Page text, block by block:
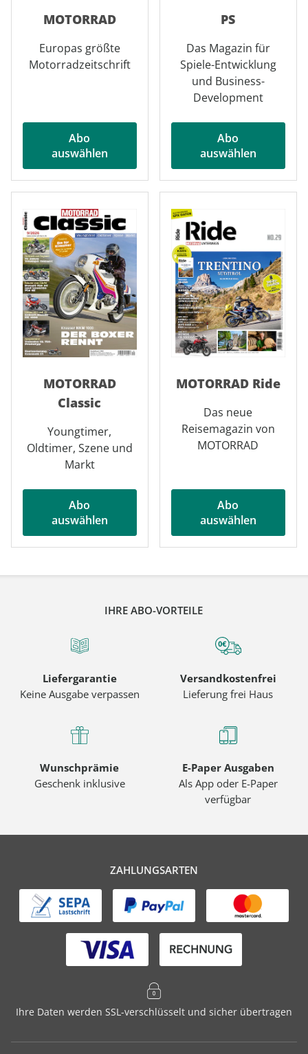
MOTORRAD
Europas größte
Motorradzeitschrift
Abo
auswählen
PS
Das Magazin für
Spiele-Entwicklung
und Business-
Development
Abo
auswählen
MOTORRAD
Classic
Youngtimer,
Oldtimer, Szene und
Markt
Abo
auswählen
MOTORRAD Ride
Das neue
Reisemagazin von
MOTORRAD
Abo
auswählen
IHRE ABO-VORTEILE
Liefergarantie
Keine Ausgabe verpassen
Versandkostenfrei
Lieferung frei Haus
Wunschprämie
Geschenk inklusive
E-Paper Ausgaben
Als App oder E-Paper
verfügbar
ZAHLUNGSARTEN
Ihre Daten werden SSL-verschlüsselt und sicher übertragen